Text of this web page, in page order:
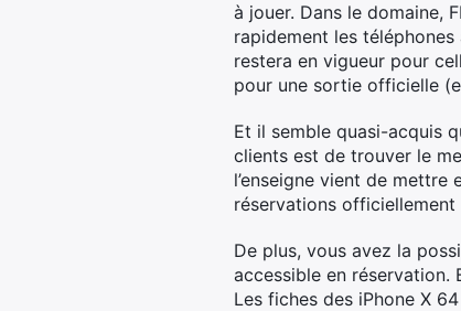
à jouer. Dans le domaine,
rapidement les téléphones
restera en vigueur pour
pour une sortie officielle
Et il semble quasi-acquis
clients est de trouver le
l’enseigne vient de
réservations officiellement
De plus, vous avez la
accessible en réservation.
Les fiches des iPhone X